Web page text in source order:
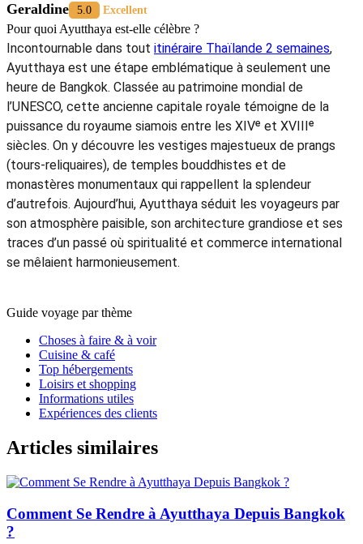
Geraldine 5.0 Excellent
Pour quoi Ayutthaya est-elle célèbre ?
Incontournable dans tout itinéraire Thaïlande 2 semaines,
Ayutthaya est une étape emblématique à seulement une
heure de Bangkok. Classée au patrimoine mondial de
l’UNESCO, cette ancienne capitale royale témoigne de la
puissance du royaume siamois entre les XIVᵉ et XVIIIᵉ
siècles. On y découvre les vestiges majestueux de prangs
(tours-reliquaires), de temples bouddhistes et de
monastères monumentaux qui rappellent la splendeur
d’autrefois. Aujourd’hui, Ayutthaya séduit les voyageurs par
son atmosphère paisible, son architecture grandiose et ses
traces d’un passé où spiritualité et commerce international
se mêlaient harmonieusement.
Guide voyage par thème
Choses à faire & à voir
Cuisine & café
Top hébergements
Loisirs et shopping
Informations utiles
Expériences des clients
Articles similaires
Comment Se Rendre à Ayutthaya Depuis Bangkok
?